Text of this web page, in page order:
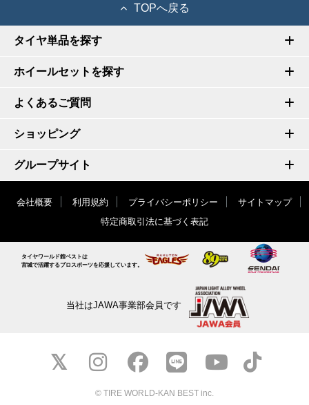
TOPへ戻る
タイヤ単品を探す
ホイールセットを探す
よくあるご質問
ショッピング
グループサイト
会社概要 利用規約 プライバシーポリシー
サイトマップ
特定商取引法に基づく表記
タイヤワールド館ベストは
宮城で活躍するプロスポーツを応援しています。
当社はJAWA事業部会員です
© TIRE WORLD-KAN BEST inc.